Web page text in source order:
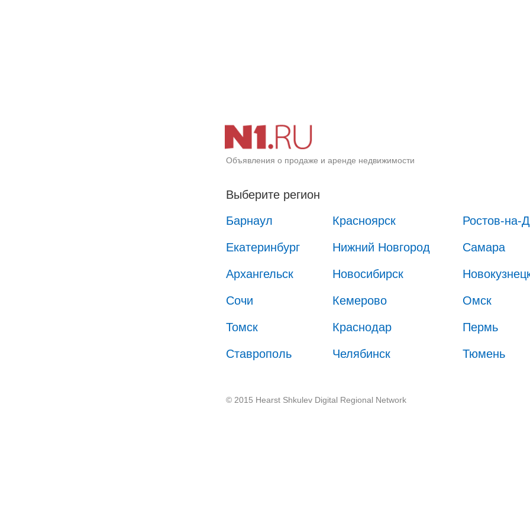
Объявления о продаже и аренде недвижимости
Выберите регион
Барнаул
Красноярск Ростов-на-
Екатеринбург Нижний Новгород Самара
Архангельск Новосибирск
Сочи Кемерово Омск
Томск Краснодар Пермь
Ставрополь Челябинск Тюмень
© 2015 Hearst Shkulev Digital Regional Network